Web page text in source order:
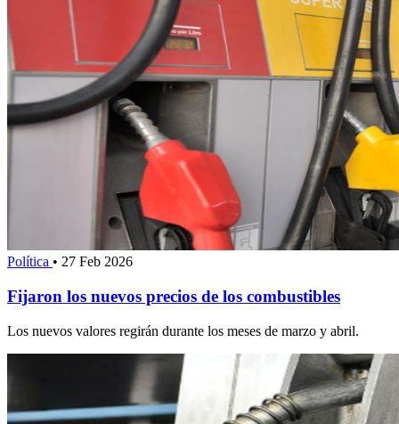
Política • 27 Feb 2026
Fijaron los nuevos precios de los combustibles
Los nuevos valores regirán durante los meses de marzo y abril.